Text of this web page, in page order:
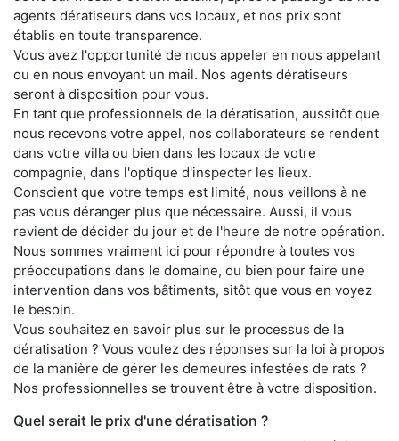
agents dératiseurs dans vos locaux, et nos prix sont
établis en toute transparence.
Vous avez l'opportunité de nous appeler en nous appelant
ou en nous envoyant un mail. Nos agents dératiseurs
seront à disposition pour vous.
En tant que professionnels de la dératisation, aussitôt que
nous recevons votre appel, nos collaborateurs se rendent
dans votre villa ou bien dans les locaux de votre
compagnie, dans l'optique d'inspecter les lieux.
Conscient que votre temps est limité, nous veillons à ne
pas vous déranger plus que nécessaire. Aussi, il vous
revient de décider du jour et de l'heure de notre opération.
Nous sommes vraiment ici pour répondre à toutes vos
préoccupations dans le domaine, ou bien pour faire une
intervention dans vos bâtiments, sitôt que vous en voyez
le besoin.
Vous souhaitez en savoir plus sur le processus de la
dératisation ? Vous voulez des réponses sur la loi à propos
de la manière de gérer les demeures infestées de rats ?
Nos professionnelles se trouvent être à votre disposition.
Quel serait le prix d'une dératisation ?